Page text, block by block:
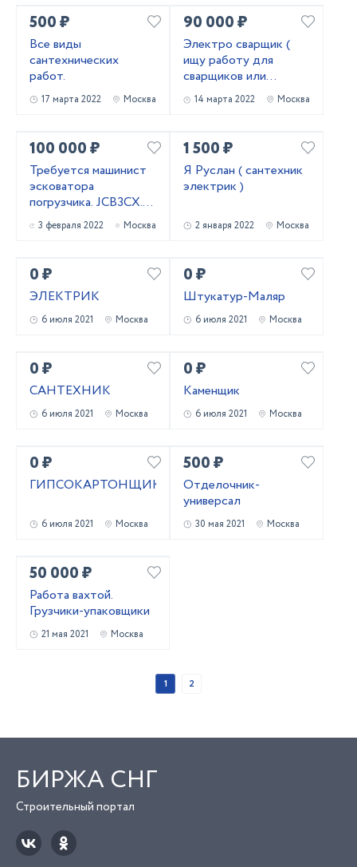
500 ₽
Все виды
сантехнических
работ.
17 марта 2022 Москва
90 000 ₽
Электро сварщик (
ищу работу для
сварщиков или
водителя )
14 марта 2022 Москва
100 000 ₽
Требуется машинист
эсковатора
погрузчика. JCB3CX.
Зарплата. 100000₽
3 февраля 2022 Москва
1 500 ₽
Я Руслан ( сантехник
электрик )
2 января 2022 Москва
0 ₽
ЭЛЕКТРИК
6 июля 2021 Москва
0 ₽
Штукатур-Маляр
6 июля 2021 Москва
0 ₽
САНТЕХНИК
6 июля 2021 Москва
0 ₽
Каменщик
6 июля 2021 Москва
0 ₽
ГИПСОКАРТОНЩИК
6 июля 2021 Москва
500 ₽
Отделочник-
универсал
30 мая 2021 Москва
50 000 ₽
Работа вахтой.
Грузчики-упаковщики
21 мая 2021 Москва
1 2
БИРЖА СНГ
Строительный портал